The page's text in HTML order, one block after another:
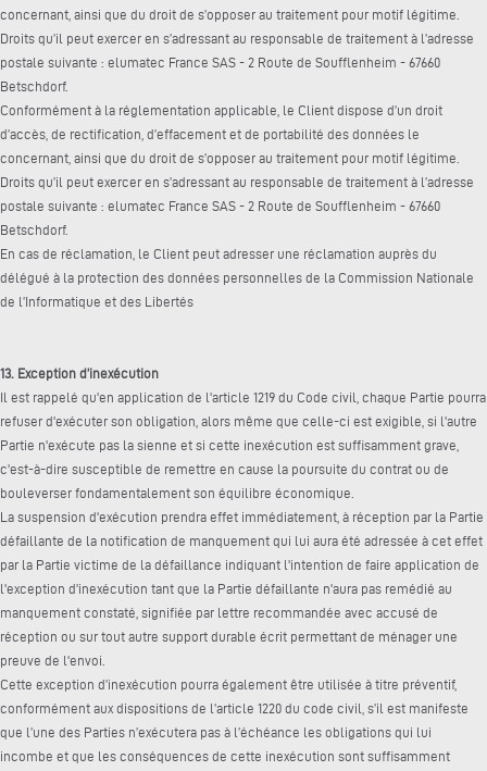
concernant, ainsi que du droit de s’opposer au traitement pour motif légitime.
Droits qu’il peut exercer en s’adressant au responsable de traitement à l’adresse
postale suivante : elumatec France SAS - 2 Route de Soufflenheim - 67660
Betschdorf.
Conformément à la réglementation applicable, le Client dispose d’un droit
d’accès, de rectification, d’effacement et de portabilité des données le
concernant, ainsi que du droit de s’opposer au traitement pour motif légitime.
Droits qu’il peut exercer en s’adressant au responsable de traitement à l’adresse
postale suivante : elumatec France SAS - 2 Route de Soufflenheim - 67660
Betschdorf.
En cas de réclamation, le Client peut adresser une réclamation auprès du
délégué à la protection des données personnelles de la Commission Nationale
de l’Informatique et des Libertés
13. Exception d’inexécution
Il est rappelé qu'en application de l'article 1219 du Code civil, chaque Partie pourra
refuser d'exécuter son obligation, alors même que celle-ci est exigible, si l'autre
Partie n'exécute pas la sienne et si cette inexécution est suffisamment grave,
c'est-à-dire susceptible de remettre en cause la poursuite du contrat ou de
bouleverser fondamentalement son équilibre économique.
La suspension d'exécution prendra effet immédiatement, à réception par la Partie
défaillante de la notification de manquement qui lui aura été adressée à cet effet
par la Partie victime de la défaillance indiquant l'intention de faire application de
l'exception d'inexécution tant que la Partie défaillante n'aura pas remédié au
manquement constaté, signifiée par lettre recommandée avec accusé de
réception ou sur tout autre support durable écrit permettant de ménager une
preuve de l'envoi.
Cette exception d’inexécution pourra également être utilisée à titre préventif,
conformément aux dispositions de l’article 1220 du code civil, s’il est manifeste
que l’une des Parties n’exécutera pas à l’échéance les obligations qui lui
incombe et que les conséquences de cette inexécution sont suffisamment